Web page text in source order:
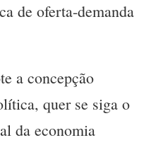
de oferta-demanda
a concepção
quer se siga o
da economia